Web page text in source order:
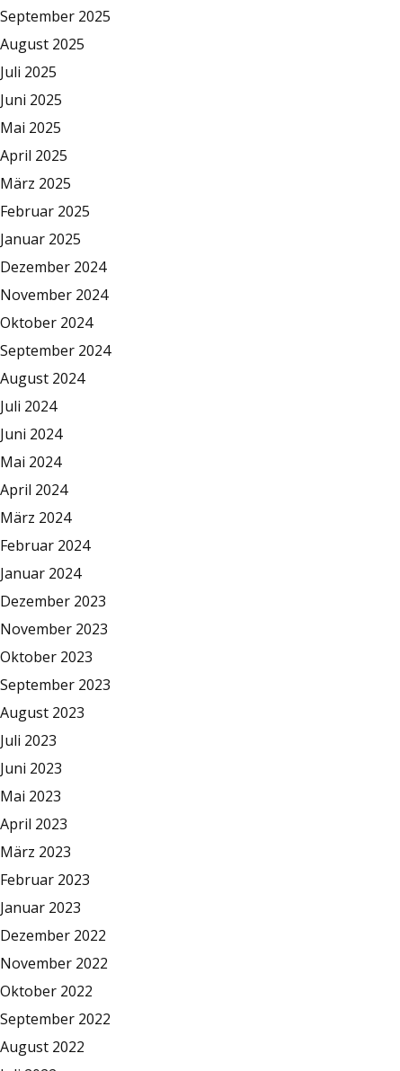
September 2025
August 2025
Juli 2025
Juni 2025
Mai 2025
April 2025
März 2025
Februar 2025
Januar 2025
Dezember 2024
November 2024
Oktober 2024
September 2024
August 2024
Juli 2024
Juni 2024
Mai 2024
April 2024
März 2024
Februar 2024
Januar 2024
Dezember 2023
November 2023
Oktober 2023
September 2023
August 2023
Juli 2023
Juni 2023
Mai 2023
April 2023
März 2023
Februar 2023
Januar 2023
Dezember 2022
November 2022
Oktober 2022
September 2022
August 2022